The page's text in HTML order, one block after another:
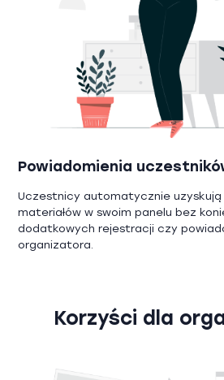
Powiadomienia
Uczestnicy automatycznie
materiałów w swoim panelu bez
dodatkowych rejestracji czy
organizatora.
Korzyści dla